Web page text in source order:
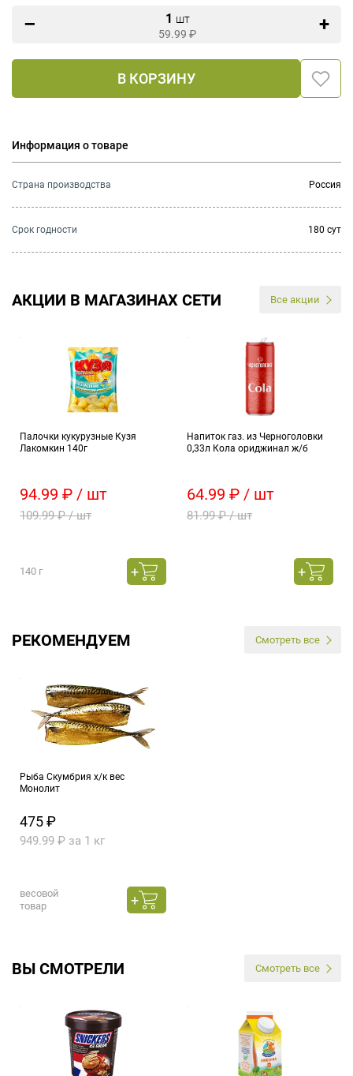
1 шт
59.99 ₽
В КОРЗИНУ
Информация о товаре
Страна производства Россия
Cрок годности 180 сут
АКЦИИ В МАГАЗИНАХ СЕТИ Все акции
Палочки кукурузные Кузя
Лакомкин 140г
94.99 ₽ / шт
109.99 ₽ / шт
140 г
Напиток газ. из Черноголовки
0,33л Кола ориджинал ж/б
64.99 ₽ / шт
81.99 ₽ / шт
РЕКОМЕНДУЕМ Смотреть все
Рыба Скумбрия х/к вес
Монолит
475 ₽
949.99 ₽ за 1 кг
весовой
товар
ВЫ СМОТРЕЛИ Смотреть все